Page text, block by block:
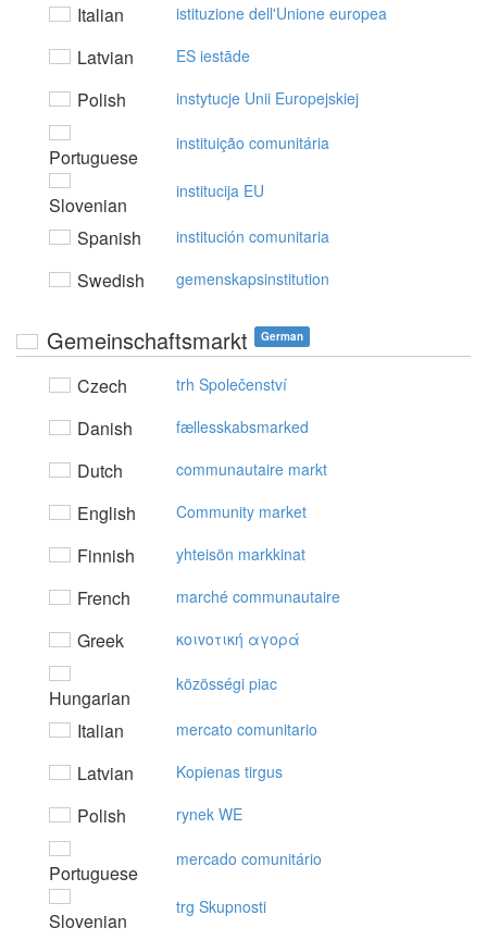
Italian istituzione dell'Unione europea
Latvian ES iestāde
Polish instytucje Unii Europejskiej
Portuguese
instituição comunitária
Slovenian
institucija EU
Spanish institución comunitaria
Swedish gemenskapsinstitution
Gemeinschaftsmarkt German
Czech trh Společenství
Danish fællesskabsmarked
Dutch communautaire markt
English Community market
Finnish yhteisön markkinat
French marché communautaire
Greek κoιvoτική αγoρά
Hungarian
közösségi piac
Italian mercato comunitario
Latvian Kopienas tirgus
Polish rynek WE
Portuguese
mercado comunitário
Slovenian
trg Skupnosti